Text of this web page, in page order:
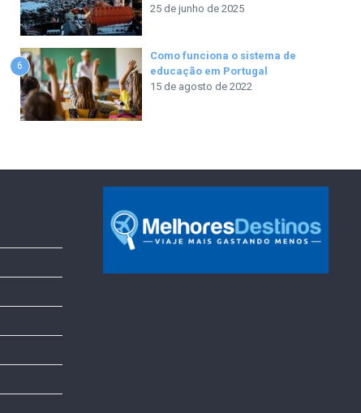
25 de junho de 2025
6
Como funciona o sistema de
educação em Portugal
15 de agosto de 2022